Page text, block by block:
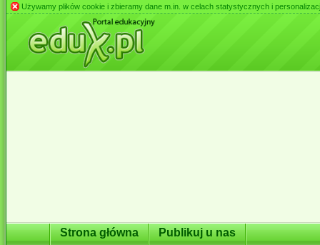
Używamy plików cookie i zbieramy dane m.in. w celach statystycznych i
Strona główna Publikuj u nas